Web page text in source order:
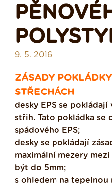
9. 5. 2016
ZÁSADY
STŘECHÁCH
desky EPS se pokládají
střih. Tato pokládka se
spádového EPS;
desky se pokládají
maximální mezery mezi
být do 5mm;
s ohledem na tepelnou